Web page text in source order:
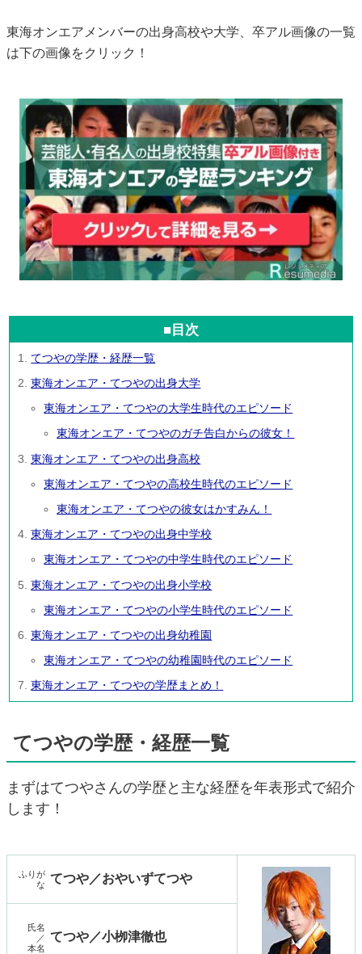
東海オンエアメンバーの出身高校や大学、卒アル画像の一覧
は下の画像をクリック！
■目次
てつやの学歴・経歴一覧
東海オンエア・てつやの出身大学
東海オンエア・てつやの大学生時代のエピソード
東海オンエア・てつやのガチ告白からの彼女！
東海オンエア・てつやの出身高校
東海オンエア・てつやの高校生時代のエピソード
東海オンエア・てつやの彼女はかすみん！
東海オンエア・てつやの出身中学校
東海オンエア・てつやの中学生時代のエピソード
東海オンエア・てつやの出身小学校
東海オンエア・てつやの小学生時代のエピソード
東海オンエア・てつやの出身幼稚園
東海オンエア・てつやの幼稚園時代のエピソード
東海オンエア・てつやの学歴まとめ！
てつやの学歴・経歴一覧
まずはてつやさんの学歴と主な経歴を年表形式で紹介
します！
ふりが
な てつや／おやいずてつや
氏名
／
本名
てつや／小栁津徹也